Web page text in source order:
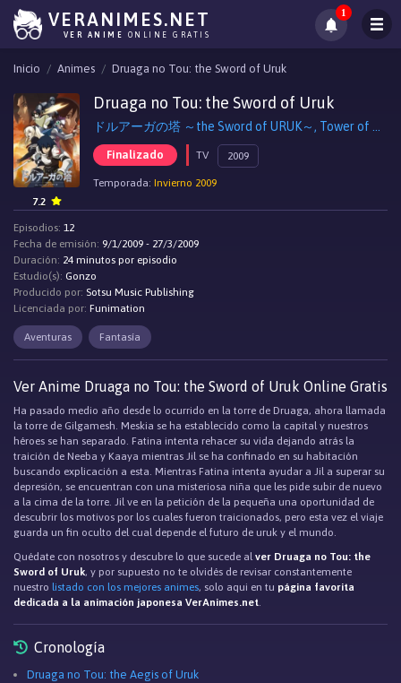
VERANIMES.NET
VER ANIME ONLINE GRATIS
1
Inicio Animes Druaga no Tou: the Sword of Uruk
Druaga no Tou: the Sword of Uruk
Finalizado TV 2009
Temporada: Invierno 2009
7.2
Episodios: 12
Fecha de emisión: 9/1/2009 - 27/3/2009
Duración: 24 minutos por episodio
Estudio(s): Gonzo
Producido por: Sotsu Music Publishing
Licenciada por: Funimation
Aventuras Fantasía
Ver Anime Druaga no Tou: the Sword of Uruk Online Gratis
Ha pasado medio año desde lo ocurrido en la torre de Druaga, ahora llamada
la torre de Gilgamesh. Meskia se ha establecido como la capital y nuestros
héroes se han separado. Fatina intenta rehacer su vida dejando atrás la
traición de Neeba y Kaaya mientras Jil se ha confinado en su habitación
buscando explicación a esta. Mientras Fatina intenta ayudar a Jil a superar su
depresión, se encuentran con una misteriosa niña que les pide subir de nuevo
a la cima de la torre. Jil ve en la petición de la pequeña una oportunidad de
descubrir los motivos por los cuales fueron traicionados, pero esta vez el viaje
guarda un fin oculto del cual depende el futuro de uruk y el mundo.
Quédate con nosotros y descubre lo que sucede alver Druaga no Tou: the
Sword of Uruk, y por supuesto no te olvidés de revisar constantemente
nuestro listado con los mejores animes, solo aqui en tu página favorita
dedicada a la animación japonesa VerAnimes.net.
Cronología
Druaga no Tou: the Aegis of Uruk